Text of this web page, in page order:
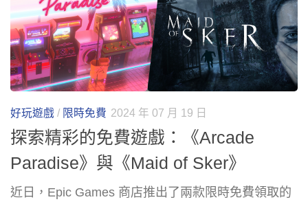
好玩遊戲 / 限時免費 2024 年 07 月 19 日
探索精彩的免費遊戲：《Arcade
Paradise》與《Maid of Sker》
近日，Epic Games 商店推出了兩款限時免費領取的